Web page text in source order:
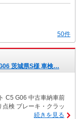
50件
茨城県S様 車検…
C5 G06 中古車納車前
検 ブレーキ・クラッ
続きを見る